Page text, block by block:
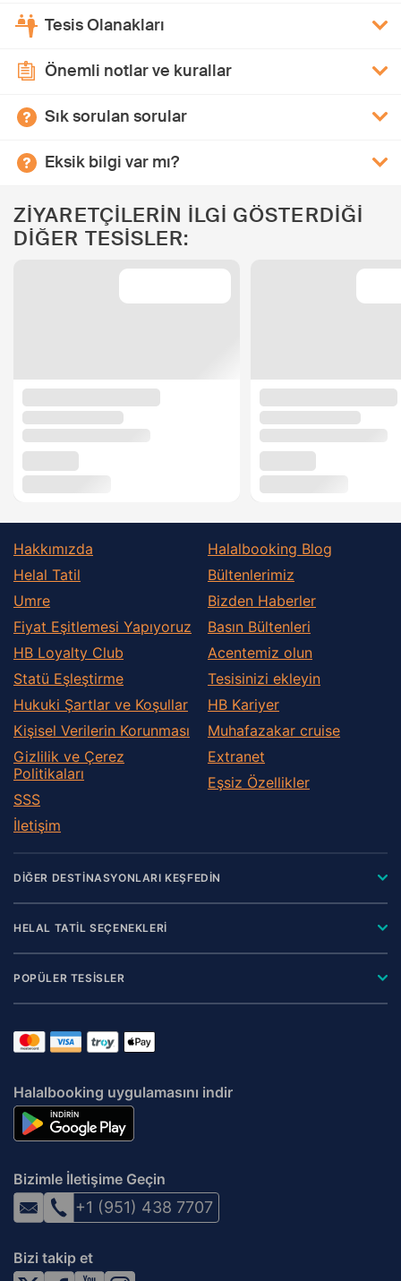
Tesis Olanakları
Önemli notlar ve kurallar
Sık sorulan sorular
Eksik bilgi var mı?
ZİYARETÇİLERİN İLGİ GÖSTERDİĞİ
DİĞER TESİSLER:
Hakkımızda
Helal Tatil
Umre
Fiyat Eşitlemesi Yapıyoruz
HB Loyalty Club
Statü Eşleştirme
Hukuki Şartlar ve Koşullar
Kişisel Verilerin Korunması
Gizlilik ve Çerez
Politikaları
SSS
İletişim
Halalbooking Blog
Bültenlerimiz
Bizden Haberler
Basın Bültenleri
Acentemiz olun
Tesisinizi ekleyin
HB Kariyer
Muhafazakar сruise
Extranet
Eşsiz Özellikler
DİĞER DESTİNASYONLARI KEŞFEDİN
HELAL TATİL SEÇENEKLERİ
POPÜLER TESİSLER
Halalbooking uygulamasını indir
Bizimle İletişime Geçin
+1 (951) 438 7707
Bizi takip et